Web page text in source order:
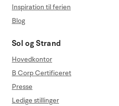
Inspiration til ferien
Blog
Sol og Strand
Hovedkontor
B Corp Certificeret
Presse
Ledige stillinger